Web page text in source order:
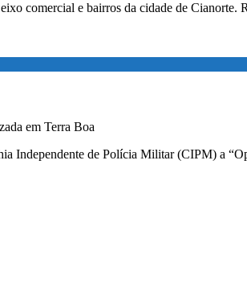
comercial e bairros da cidade de Cianorte.
em Terra Boa
Independente de Polícia Militar (CIPM) a